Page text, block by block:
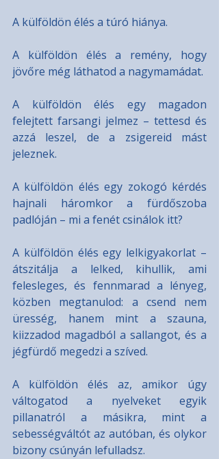
A külföldön élés a túró hiánya.
A külföldön élés a remény, hogy
jövőre még láthatod a nagymamádat.
A külföldön élés egy magadon
felejtett farsangi jelmez – tettesd és
azzá leszel, de a zsigereid mást
jeleznek.
A külföldön élés egy zokogó kérdés
hajnali háromkor a fürdőszoba
padlóján – mi a fenét csinálok itt?
A külföldön élés egy lelkigyakorlat –
átszitálja a lelked, kihullik, ami
felesleges, és fennmarad a lényeg,
közben megtanulod: a csend nem
üresség, hanem mint a szauna,
kiizzadod magadból a sallangot, és a
jégfürdő megedzi a szíved.
A külföldön élés az, amikor úgy
váltogatod a nyelveket egyik
pillanatról a másikra, mint a
sebességváltót az autóban, és olykor
bizony csúnyán lefulladsz.